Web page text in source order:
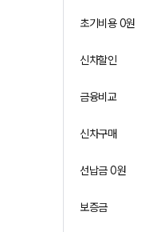
초기비용 0원
신차할인
금융비교
신차구매
선납금 0원
보증금